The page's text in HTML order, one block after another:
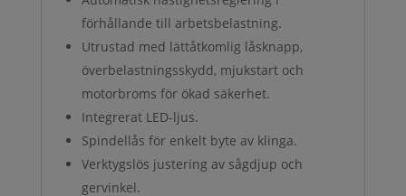
förhållande till arbetsbelastning.
Utrustad med lättåtkomlig låsknapp,
överbelastningsskydd, mjukstart och
motorbroms för ökad säkerhet.
Integrerat LED-ljus.
Spindellås för enkelt byte av klinga.
Verktygslös justering av sågdjup och
gervinkel.